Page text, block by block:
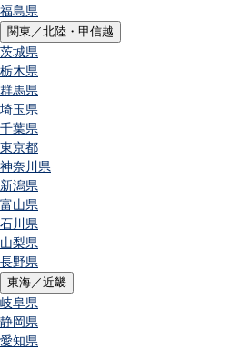
福島県
関東／北陸・甲信越
茨城県
栃木県
群馬県
埼玉県
千葉県
東京都
神奈川県
新潟県
富山県
石川県
山梨県
長野県
東海／近畿
岐阜県
静岡県
愛知県